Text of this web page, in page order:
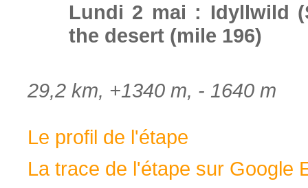
Lundi 2 mai : Idyllwild
the desert (mile 196)
29,2 km, +1340 m, - 1640 m
Le profil de l'étape
La trace de l'étape sur Google